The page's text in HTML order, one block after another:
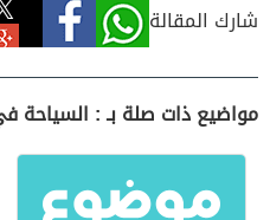
شارك المقالة
مواضيع ذات صلة بـ : السياحة